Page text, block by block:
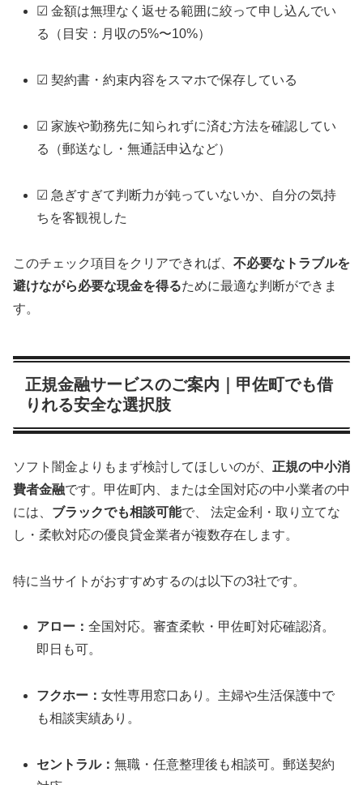
☑ 金額は無理なく返せる範囲に絞って申し込んでい
る（目安：月収の5%〜10%）
☑ 契約書・約束内容をスマホで保存している
☑ 家族や勤務先に知られずに済む方法を確認してい
る（郵送なし・無通話申込など）
☑ 急ぎすぎて判断力が鈍っていないか、自分の気持
ちを客観視した
このチェック項目をクリアできれば、 不必要なトラブルを
避けながら必要な現金を得るために最適な判断ができま
す。
正規金融サービスのご案内｜甲佐町でも借
りれる安全な選択肢
ソフト闇金よりもまず検討してほしいのが、 正規の中小消
費者金融です。甲佐町内、または全国対応の中小業者の中
には、 ブラックでも相談可能で、 法定金利・取り立てな
し・柔軟対応の優良貸金業者が複数存在します。
特に当サイトがおすすめするのは以下の3社です。
アロー：全国対応。審査柔軟・甲佐町対応確認済。
即日も可。
フクホー：女性専用窓口あり。主婦や生活保護中で
も相談実績あり。
セントラル：無職・任意整理後も相談可。郵送契約